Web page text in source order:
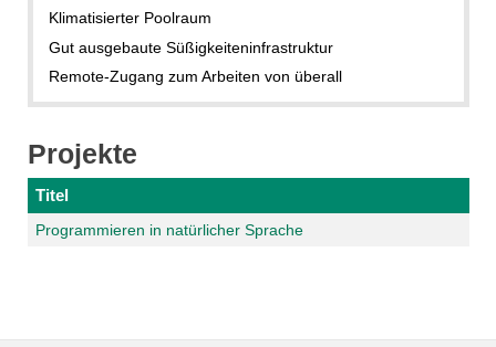
Klimatisierter Poolraum
Gut ausgebaute Süßigkeiteninfrastruktur
Remote-Zugang zum Arbeiten von überall
Projekte
Titel
Programmieren in natürlicher Sprache